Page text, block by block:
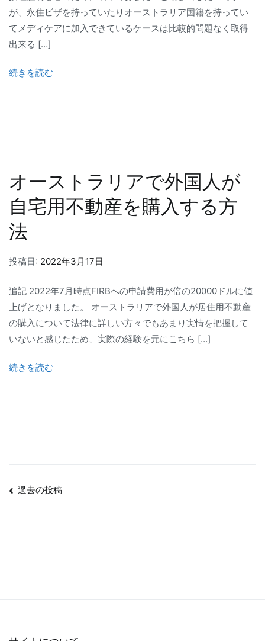
が、永住ビザを持っていたりオーストラリア国籍を持ってい
てメディケアに加入できているケースは比較的問題なく取得
出来る […]
続きを読む
オーストラリアで外国人が
自宅用不動産を購入する方
法
投稿日: 2022年3月17日
追記 2022年7月時点FIRBへの申請費用が倍の20000ドルに値
上げとなりました。 オーストラリアで外国人が居住用不動産
の購入について法律に詳しい方々でもあまり実情を把握して
いないと感じたため、実際の経験を元にこちら […]
続きを読む
投過去の投稿